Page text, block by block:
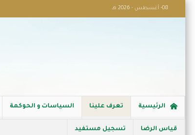
08- أغسطس - 2026 هـ
الرئيسية تعرف علينا السياسات و الحوكمة
قياس الرضا تسجيل مستفيد